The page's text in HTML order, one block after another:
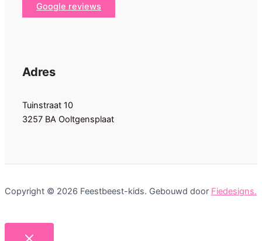
Google reviews
Adres
Tuinstraat 10
3257 BA Ooltgensplaat
Copyright © 2026 Feestbeest-kids. Gebouwd door Fiedesigns.